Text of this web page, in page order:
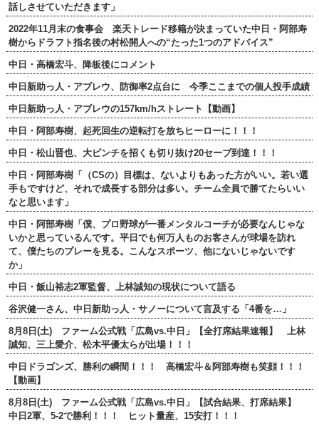
話しさせていただきます」
2022年11月末の食事会 楽天トレード移籍が決まっていた中日・阿部寿
樹からドラフト指名後の村松開人への“たった1つのアドバイス”
中日・高橋宏斗、降板後にコメント
中日新助っ人・アブレウ、防御率2点台に 今季ここまでの個人投手成績
中日新助っ人・アブレウの157km/hストレート【動画】
中日・阿部寿樹、起死回生の逆転打を放ちヒーローに！！！
中日・松山晋也、大ピンチを招くも切り抜け20セーブ到達！！！
中日・阿部寿樹「（CSの）目標は、ないよりもあった方がいい。若い選
手もですけど、それで成長する部分は多い。チーム全員で勝てたらいい
なと思います」
中日・阿部寿樹「僕、プロ野球が一番メンタルコーチが必要なんじゃな
いかと思っているんです。平日でも何万人ものお客さんが球場を訪れ
て、僕たちのプレーを見る。こんなスポーツ、他にないじゃないです
か」
中日・飯山裕志2軍監督、上林誠知の現状について語る
谷沢健一さん、中日新助っ人・サノーについて言及する「4番を…」
8月8日(土) ファーム公式戦「広島vs.中日」【全打席結果速報】 上林
誠知、三上愛介、松木平優太らが出場！！！
中日ドラゴンズ、勝利の瞬間！！！ 高橋宏斗＆阿部寿樹も笑顔！！！
【動画】
8月8日(土) ファーム公式戦「広島vs.中日」【試合結果、打席結果】
中日2軍、5-2で勝利！！！ ヒット量産、15安打！！！